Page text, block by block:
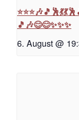
🎵🎶😊😊✨✨✨
6. August @